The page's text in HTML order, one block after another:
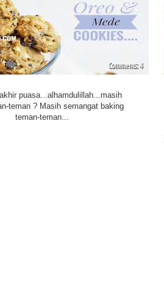
puasa...alhamdulillah...masih
teman ? Masih semangat baking
teman-teman...
4